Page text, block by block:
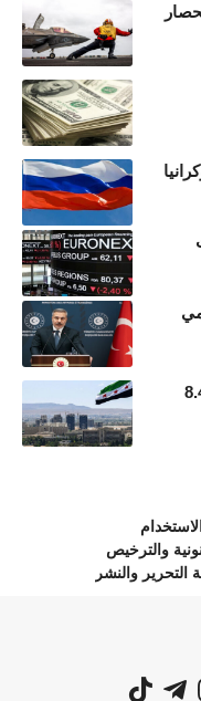
الحصار
تكشف قضية فساد بـ8.4
والترخيص
التحرير والنشر